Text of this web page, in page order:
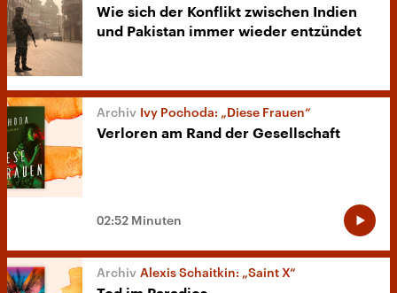
Wie sich der Konflikt zwischen Indien
und Pakistan immer wieder entzündet
Ivy Pochoda: „Diese Frauen“
Verloren am Rand der Gesellschaft
02:52 Minuten
Alexis Schaitkin: „Saint X“